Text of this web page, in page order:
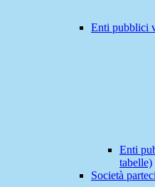
Enti pubblici
Enti
tabelle)
Società